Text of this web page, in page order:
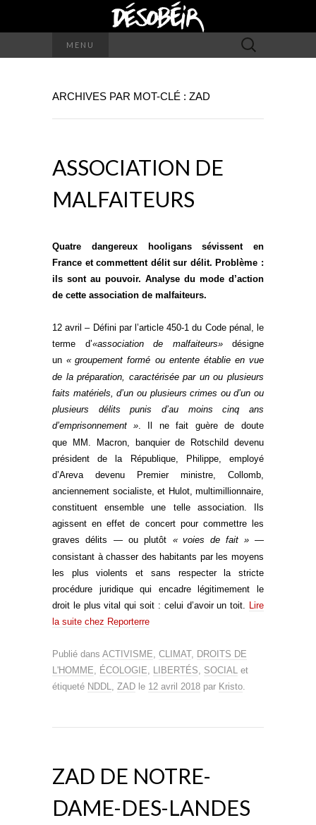
MENU Rechercher :
ARCHIVES PAR MOT-CLÉ : ZAD
ASSOCIATION DE
MALFAITEURS
Quatre dangereux hooligans sévissent en
France et commettent délit sur délit. Problème :
ils sont au pouvoir. Analyse du mode d’action
de cette association de malfaiteurs.
12 avril – Défini par l’article 450-1 du Code pénal, le
terme d’«association de malfaiteurs»désigne
un« groupement formé ou entente établie en vue
de la préparation, caractérisée par un ou plusieurs
faits matériels, d’un ou plusieurs crimes ou d’un ou
plusieurs délits punis d’au moins cinq ans
d’emprisonnement ». Il ne fait guère de doute
que
MM
. Macron, banquier de Rotschild devenu
président de la République, Philippe, employé
d’Areva devenu Premier ministre, Collomb,
anciennement socialiste, et Hulot, multimillionnaire,
constituent ensemble une telle association. Ils
agissent en effet de concert pour commettre les
graves délits — ou plutôt « voies de fait »—
consistant à chasser des habitants par les moyens
les plus violents et sans respecter la stricte
procédure juridique qui encadre légitimement le
droit le plus vital qui soit : celui d’avoir un toit.
Lire
la suite chez Reporterre
Publié dans ACTIVISME CLIMAT, DROITS DE
L'HOMME
ÉCOLOGIE LIBERTÉS SOCIAL
et
étiqueté NDDL ZAD le 12 avril 2018 par Kristo
ZAD DE NOTRE-
DAME-DES-LANDES